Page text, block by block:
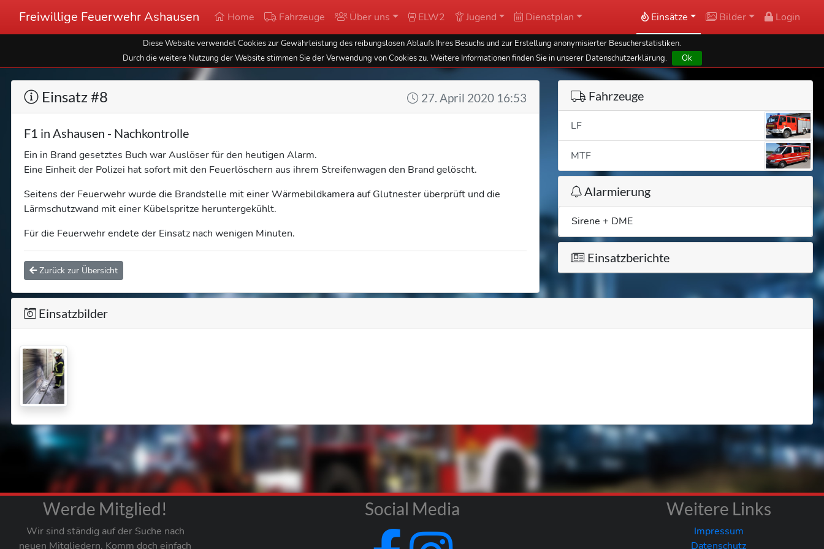
Freiwillige Feuerwehr Ashausen Home Fahrzeuge Über uns ELW2 Jugend Dienstplan Einsätze Bilder Login
Diese Website verwendet Cookies zur Gewährleistung des reibungslosen Ablaufs Ihres Besuchs und zur Erstellung anonymisierter Besucherstatistiken.
Durch die weitere Nutzung der Website stimmen Sie der Verwendung von Cookies zu. Weitere Informationen finden Sie in unserer Datenschutzerklärung.
Ok
Einsatz #8 27. April 2020 16:53
F1 in Ashausen - Nachkontrolle
Ein in Brand gesetztes Buch war Auslöser für den heutigen Alarm.
Eine Einheit der Polizei hat sofort mit den Feuerlöschern aus ihrem Streifenwagen den Brand gelöscht.
Seitens der Feuerwehr wurde die Brandstelle mit einer Wärmebildkamera auf Glutnester überprüft und die
Lärmschutzwand mit einer Kübelspritze heruntergekühlt.
Für die Feuerwehr endete der Einsatz nach wenigen Minuten.
Zurück zur Übersicht
Fahrzeuge
LF
MTF
Alarmierung
Sirene + DME
Einsatzberichte
Einsatzbilder
Werde Mitglied!
Wir sind ständig auf der Suche nach
neuen Mitgliedern. Komm doch einfach
Social Media Weitere Links
Impressum
Datenschutz